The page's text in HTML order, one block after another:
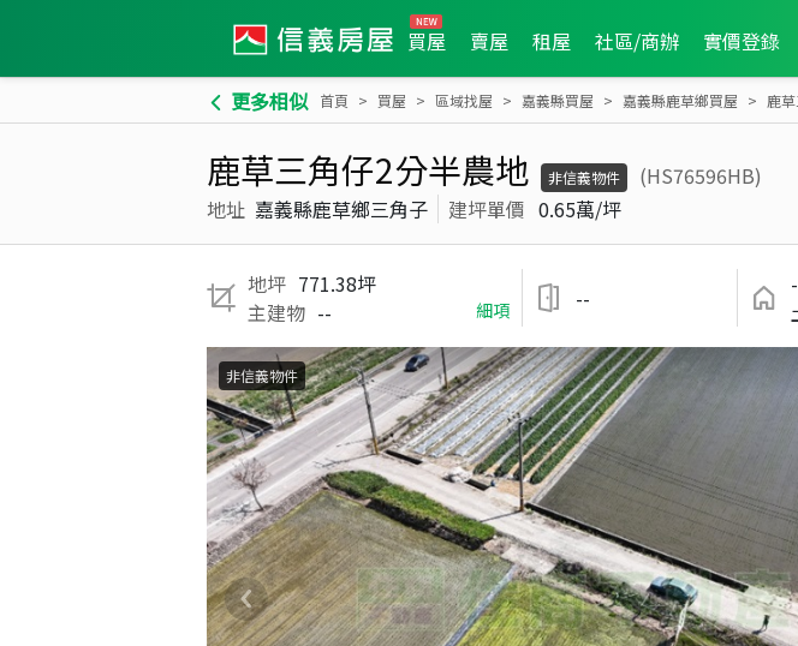
買屋 賣屋 租屋 社區/商辦 實價登錄
更多相似 首頁 買屋 區域找屋 嘉義縣買屋 嘉義縣鹿草鄉買屋 鹿
鹿草三角仔2分半農地 非信義物件
(HS76596HB)
地址 嘉義縣鹿草鄉三角子 建坪單價 0.65萬/坪
地坪 771.38坪
主建物 -- 細項 --
非信義物件